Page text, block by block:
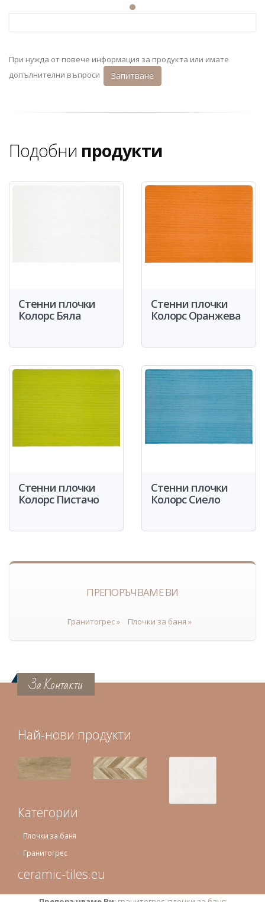
При нужда от повече информация за продукта или имате
допълнителни въпроси
Запитване
Подобни продукти
Стенни плочки
Колорс Бяла
Стенни плочки
Колорс Оранжева
Стенни плочки
Колорс Пистачо
Стенни плочки
Колорс Сиело
ПРЕПОРЪЧВАМЕ ВИ
Гранитогрес » Плочки за баня »
За Контакти
Най-нови продукти
Категории
Плочки за баня
Гранитогрес
ceramic-tiles.eu